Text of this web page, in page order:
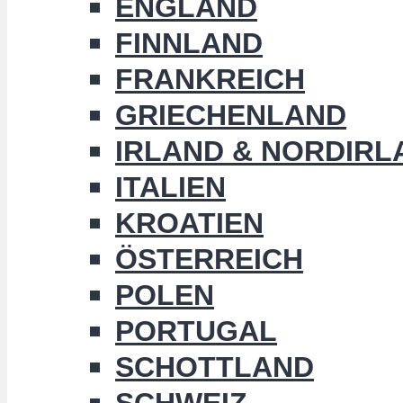
ENGLAND
FINNLAND
FRANKREICH
GRIECHENLAND
IRLAND &
ITALIEN
KROATIEN
ÖSTERREICH
POLEN
PORTUGAL
SCHOTTLAND